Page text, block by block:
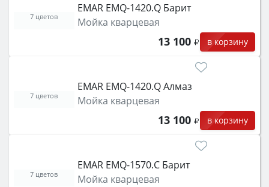
функции (конвекция, гриль, самоочистка,
защита от детей).
EMAR EMQ-1420.Q Барит
Мойка кварцевая
13 100 в корзину
7 цветов
EMAR EMQ-1420.Q Алмаз
Мойка кварцевая
13 100 в корзину
7 цветов
EMAR EMQ-1570.C Барит
Мойка кварцевая
7 цветов